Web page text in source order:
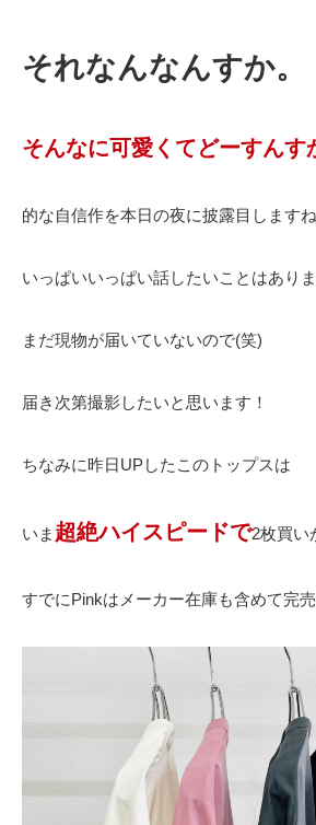
それなんなんすか。
そんなに可愛くてどーすん
的な自信作を本日の夜に披露目しますね
いっぱいいっぱい話したいことはあり
まだ現物が届いていないので(笑)
届き次第撮影したいと思います！
ちなみに昨日UPしたこのトップスは
いま 超絶ハイスピードで2枚買い
すでにPinkはメーカー在庫も含めて完売